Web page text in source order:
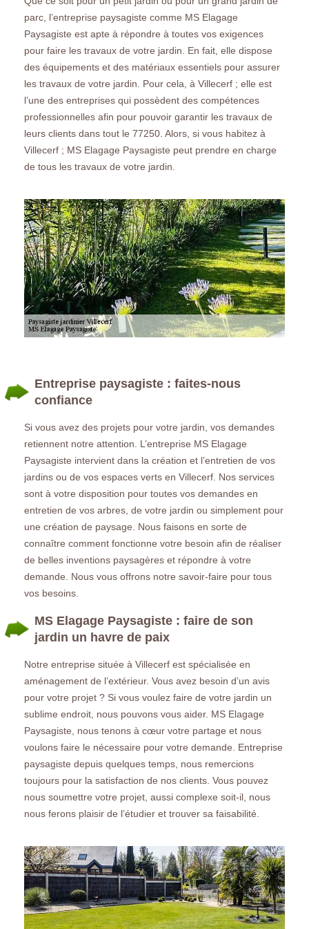
parc, l’entreprise paysagiste comme MS Elagage
Paysagiste est apte à répondre à toutes vos exigences
pour faire les travaux de votre jardin. En fait, elle dispose
des équipements et des matériaux essentiels pour assurer
les travaux de votre jardin. Pour cela, à Villecerf ; elle est
l’une des entreprises qui possèdent des compétences
professionnelles afin pour pouvoir garantir les travaux de
leurs clients dans tout le 77250. Alors, si vous habitez à
Villecerf ; MS Elagage Paysagiste peut prendre en charge
de tous les travaux de votre jardin.
Entreprise paysagiste : faites-nous
confiance
Si vous avez des projets pour votre jardin, vos demandes
retiennent notre attention. L’entreprise MS Elagage
Paysagiste intervient dans la création et l’entretien de vos
jardins ou de vos espaces verts en Villecerf. Nos services
sont à votre disposition pour toutes vos demandes en
entretien de vos arbres, de votre jardin ou simplement pour
une création de paysage. Nous faisons en sorte de
connaître comment fonctionne votre besoin afin de réaliser
de belles inventions paysagères et répondre à votre
demande. Nous vous offrons notre savoir-faire pour tous
vos besoins.
MS Elagage Paysagiste : faire de son
jardin un havre de paix
Notre entreprise située à Villecerf est spécialisée en
aménagement de l’extérieur. Vous avez besoin d’un avis
pour votre projet ? Si vous voulez faire de votre jardin un
sublime endroit, nous pouvons vous aider. MS Elagage
Paysagiste, nous tenons à cœur votre partage et nous
voulons faire le nécessaire pour votre demande. Entreprise
paysagiste depuis quelques temps, nous remercions
toujours pour la satisfaction de nos clients. Vous pouvez
nous soumettre votre projet, aussi complexe soit-il, nous
nous ferons plaisir de l’étudier et trouver sa faisabilité.